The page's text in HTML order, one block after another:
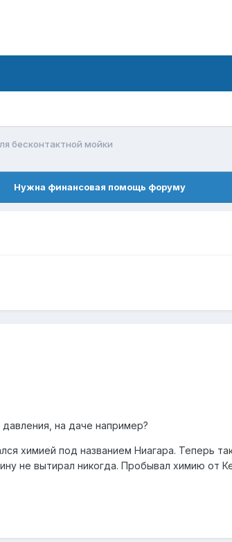
бесконтактной мойки
Нужна финансовая помощь форуму
на даче например?
химией под названием Ниагара. Теперь
не вытирал никогда. Пробывал химию от